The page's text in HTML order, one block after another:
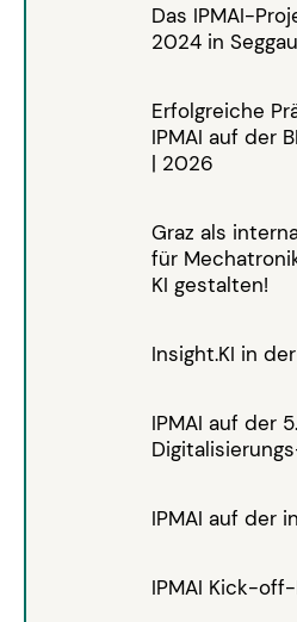
Das IPMAI-
2024 in
Erfolgreiche
IPMAI auf der
| 2026
Graz als
für
KI gestalten!
Insight.KI in
IPMAI auf der
IPMAI auf der
IPMAI Kick-